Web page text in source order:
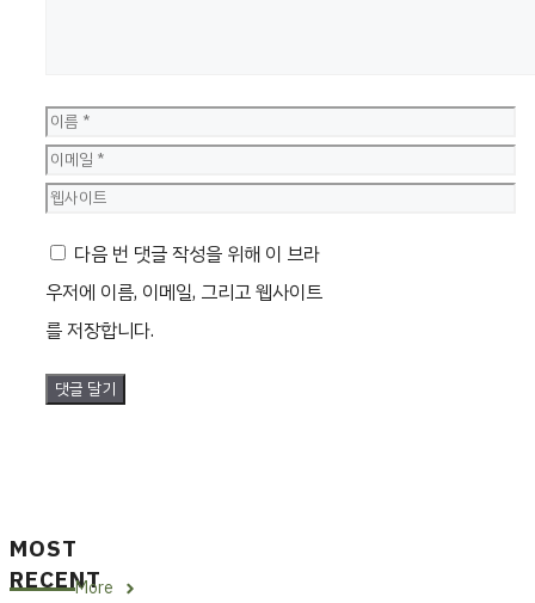
이
름
이
메
웹
트
다음 번 댓글 작성을 위해 이 브라
우저에 이름, 이메일, 그리고 웹사이트
를 저장합니다.
MOST
RECENT
More